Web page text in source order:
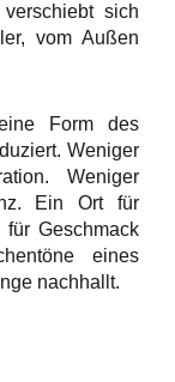
sich
vom Außen
Form des
Weniger
Weniger
Ein Ort für
Geschmack
eines
nachhallt.